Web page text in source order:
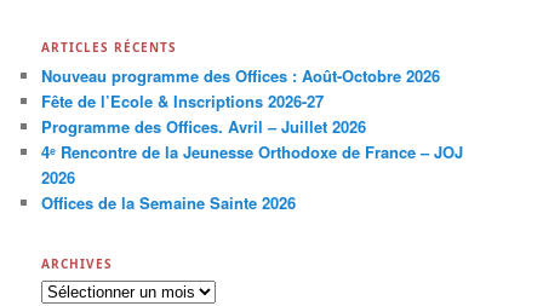
ARTICLES RÉCENTS
Nouveau programme des Offices : Août-Octobre 2026
Fête de l’Ecole & Inscriptions 2026-27
Programme des Offices. Avril – Juillet 2026
4ᵉ Rencontre de la Jeunesse Orthodoxe de France – JOJ
2026
Offices de la Semaine Sainte 2026
ARCHIVES
A